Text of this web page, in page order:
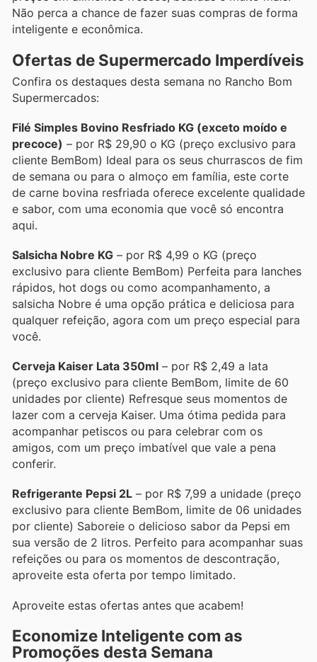
Não perca a chance de fazer suas compras de forma
inteligente e econômica.
Ofertas de Supermercado Imperdíveis
Confira os destaques desta semana no Rancho Bom
Supermercados:
Filé Simples Bovino Resfriado KG (exceto moído e
precoce) – por R$ 29,90 o KG (preço exclusivo para
cliente BemBom) Ideal para os seus churrascos de fim
de semana ou para o almoço em família, este corte
de carne bovina resfriada oferece excelente qualidade
e sabor, com uma economia que você só encontra
aqui.
Salsicha Nobre KG – por R$ 4,99 o KG (preço
exclusivo para cliente BemBom) Perfeita para lanches
rápidos, hot dogs ou como acompanhamento, a
salsicha Nobre é uma opção prática e deliciosa para
qualquer refeição, agora com um preço especial para
você.
Cerveja Kaiser Lata 350ml – por R$ 2,49 a lata
(preço exclusivo para cliente BemBom, limite de 60
unidades por cliente) Refresque seus momentos de
lazer com a cerveja Kaiser. Uma ótima pedida para
acompanhar petiscos ou para celebrar com os
amigos, com um preço imbatível que vale a pena
conferir.
Refrigerante Pepsi 2L – por R$ 7,99 a unidade (preço
exclusivo para cliente BemBom, limite de 06 unidades
por cliente) Saboreie o delicioso sabor da Pepsi em
sua versão de 2 litros. Perfeito para acompanhar suas
refeições ou para os momentos de descontração,
aproveite esta oferta por tempo limitado.
Aproveite estas ofertas antes que acabem!
Economize Inteligente com as
Promoções desta Semana